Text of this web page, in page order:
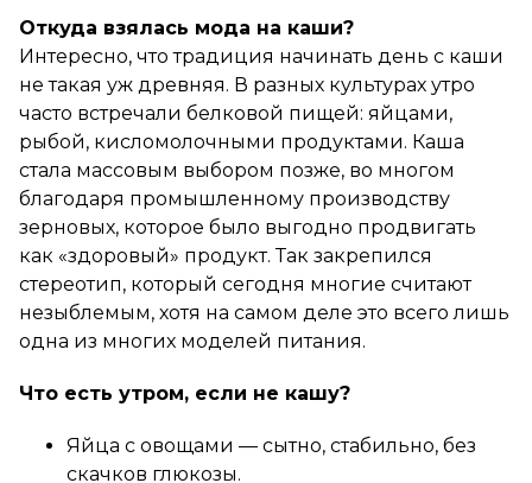
Откуда взялась мода на каши?
Интересно, что традиция начинать день с каши
не такая уж древняя. В разных культурах утро
часто встречали белковой пищей: яйцами,
рыбой, кисломолочными продуктами. Каша
стала массовым выбором позже, во многом
благодаря промышленному производству
зерновых, которое было выгодно продвигать
как «здоровый» продукт. Так закрепился
стереотип, который сегодня многие считают
незыблемым, хотя на самом деле это всего лишь
одна из многих моделей питания.
Что есть утром, если не кашу?
Яйца с овощами — сытно, стабильно, без
скачков глюкозы.